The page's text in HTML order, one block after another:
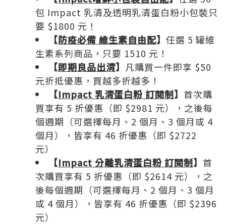
包 Impact 乳清及透明乳清蛋白粉小包裝只
要 $1800 元！
【防疫必備 維生素自由配】 任選 5 罐維
生素系列商品，只要 1510 元！
【即期良品出清】 凡購買一件即享 $50
元折抵優惠，買越多折越多！
【Impact 乳清蛋白粉 訂閱制】 首次購
買享有 5 折優惠（即 $2981 元），之後每
個週期（可選擇每月、2 個月、3 個月或 4
個月），皆享有 46 折優惠（即 $2722
元）
【Impact 分離乳清蛋白粉 訂閱制】 首
次購買享有 5 折優惠（即 $2614 元），之
後每個週期（可選擇每月、2 個月、3 個月
或 4 個月），皆享有 46 折優惠（即 $2396
元）